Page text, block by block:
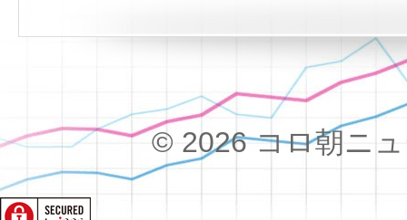
© 2026 コロ朝ニ